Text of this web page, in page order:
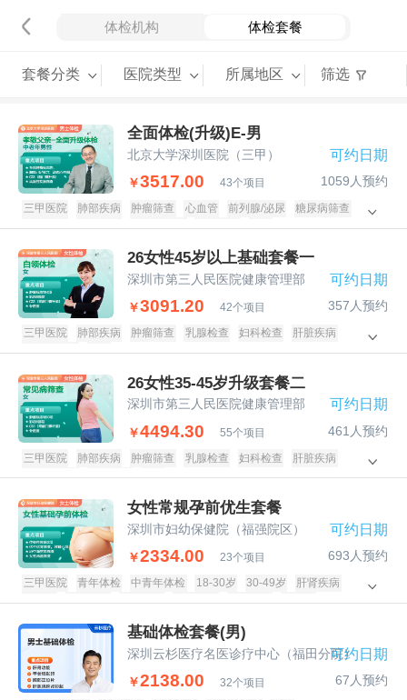
体检机构 体检套餐
套餐分类 医院类型 所属地区 筛选
全面体检(升级)E-男
北京大学深圳医院（三甲） 可约日期
￥3517.00 43个项目 1059人预约
三甲医院 肺部疾病 肿瘤筛查 心血管 前列腺/泌尿
糖尿病筛查
头部检查
肝脏疾病 甲状腺疾病 颈腰椎病 男士
26女性45岁以上基础套餐一
深圳市第三人民医院健康管理部 可约日期
￥3091.20 42个项目 357人预约
三甲医院 肺部疾病 肿瘤筛查 乳腺检查 妇科检查
肝脏疾病
甲状腺疾病
女士
26女性35-45岁升级套餐二
深圳市第三人民医院健康管理部 可约日期
￥4494.30 55个项目 461人预约
三甲医院 肺部疾病 肿瘤筛查 乳腺检查 妇科检查
肝脏疾病
甲状腺疾病
颈腰椎病 女士
女性常规孕前优生套餐
深圳市妇幼保健院（福强院区） 可约日期
￥2334.00 23个项目 693人预约
三甲医院 青年体检 中青年体检 18-30岁 30-49岁
肝肾疾病
糖尿病
甲状腺病 子宫附件 阴道宫颈 乳腺疾病
传染病
基础体检套餐(男)
深圳云杉医疗名医诊疗中心（福田分院）可约日期
￥2138.00 32个项目 67人预约